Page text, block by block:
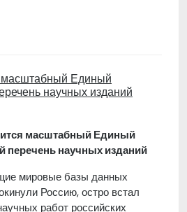
масштабный Единый
научных изданий
масштабный Единый
перечень научных изданий
мировые базы данных
Россию, остро встал
работ российских